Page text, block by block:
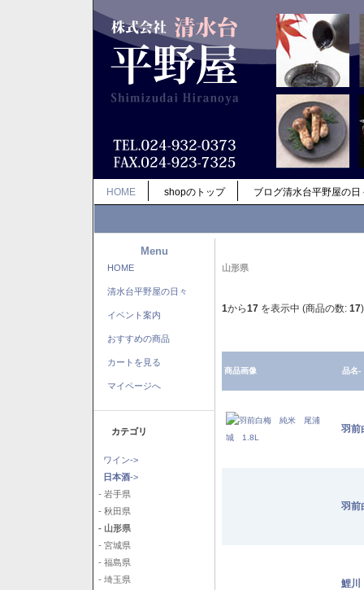
HOME shopのトップ ブログ清水台平野屋の日
Menu
HOME
清水台平野屋の日々
イベント案内
おすすめの商品
カートを見る
マイページへ
カテゴリ
ワイン->
日本酒->
- 岩手県
- 秋田県
- 山形県
- 宮城県
- 福島県
- 埼玉県
山形県
1から17 を表示中 (商品の数: 17)
商品画像 品名-
羽
羽
鯉